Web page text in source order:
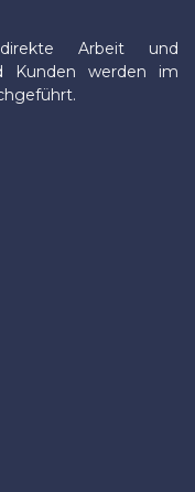
Arbeit und
Kunden werden im